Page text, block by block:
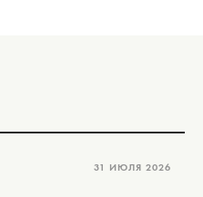
31 ИЮЛЯ 2026